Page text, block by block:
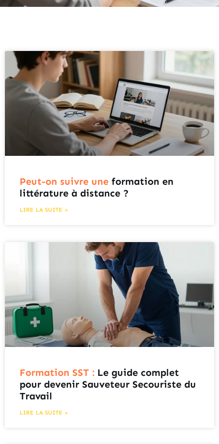
Peut-on suivre une formation en
littérature à distance ?
LIRE LA SUITE »
Formation SST : Le guide complet
pour devenir Sauveteur Secouriste du
Travail
LIRE LA SUITE »